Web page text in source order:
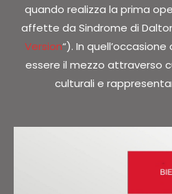
quando realizza la prima
affette da Sindrome di
Version“). In
essere il mezzo attraverso
culturali e